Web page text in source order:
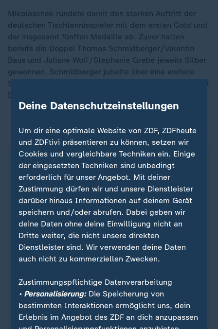
Mikolaschek rundete damit den starken Auftritt der
deutschen Tischtennisspieler mit dem ersten Gold und
der insgesamt fünften Medaille ab. Zuvor hatten
bereits die Doppel Thomas Schmidberger/Valentin
Baus und Juliane Wolf/Stephanie Grebe jeweils Silber
gewonnen. Schmidberger jubelte über eine weitere
Silbermedaille im Einzel, Wolf holte ebenfalls im Einzel
Bronze.
ZDFsportstudio auf WhatsApp
Sie wollen über Sport stets auf dem Laufenden
bleiben? Dann ist unser sportstudio-WhatsApp-
Deine Datenschutzeinstellungen
Um dir eine optimale Website von ZDF, ZDFheute
und ZDFtivi präsentieren zu können, setzen wir
Cookies und vergleichbare Techniken ein. Einige
der eingesetzten Techniken sind unbedingt
erforderlich für unser Angebot. Mit deiner
Zustimmung dürfen wir und unsere Dienstleister
darüber hinaus Informationen auf deinem Gerät
speichern und/oder abrufen. Dabei geben wir
deine Daten ohne deine Einwilligung nicht an
Dritte weiter, die nicht unsere direkten
Dienstleister sind. Wir verwenden deine Daten
auch nicht zu kommerziellen Zwecken.
Zustimmungspflichtige Datenverarbeitung
• Personalisierung:Die Speicherung von
bestimmten Interaktionen ermöglicht uns, dein
Erlebnis im Angebot des ZDF an dich anzupassen